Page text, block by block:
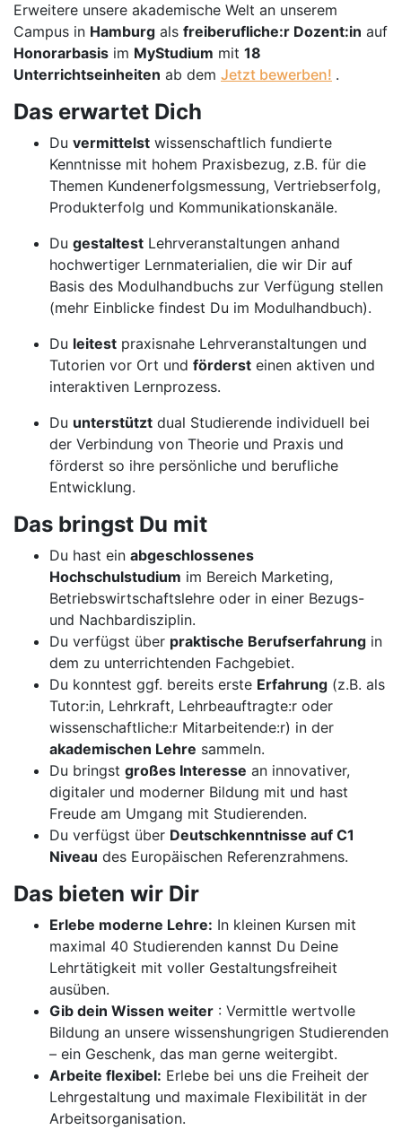
Erweitere unsere akademische Welt an unserem
Campus in Hamburg als freiberufliche:r Dozent:in auf
Honorarbasis im MyStudium mit 18
Unterrichtseinheiten ab dem Jetzt bewerben! .
Das erwartet Dich
Du vermittelst wissenschaftlich fundierte
Kenntnisse mit hohem Praxisbezug, z.B. für die
Themen Kundenerfolgsmessung, Vertriebserfolg,
Produkterfolg und Kommunikationskanäle.
Du gestaltest Lehrveranstaltungen anhand
hochwertiger Lernmaterialien, die wir Dir auf
Basis des Modulhandbuchs zur Verfügung stellen
(mehr Einblicke findest Du im Modulhandbuch).
Du leitest praxisnahe Lehrveranstaltungen und
Tutorien vor Ort und förderst einen aktiven und
interaktiven Lernprozess.
Du unterstützt dual Studierende individuell bei
der Verbindung von Theorie und Praxis und
förderst so ihre persönliche und berufliche
Entwicklung.
Das bringst Du mit
Du hast ein abgeschlossenes
Hochschulstudium im Bereich Marketing,
Betriebswirtschaftslehre oder in einer Bezugs-
und Nachbardisziplin.
Du verfügst über praktische Berufserfahrung in
dem zu unterrichtenden Fachgebiet.
Du konntest ggf. bereits erste Erfahrung (z.B. als
Tutor:in, Lehrkraft, Lehrbeauftragte:r oder
wissenschaftliche:r Mitarbeitende:r) in der
akademischen Lehre sammeln.
Du bringst großes Interesse an innovativer,
digitaler und moderner Bildung mit und hast
Freude am Umgang mit Studierenden.
Du verfügst über Deutschkenntnisse auf C1
Niveau des Europäischen Referenzrahmens.
Das bieten wir Dir
Erlebe moderne Lehre: In kleinen Kursen mit
maximal 40 Studierenden kannst Du Deine
Lehrtätigkeit mit voller Gestaltungsfreiheit
ausüben.
Gib dein Wissen weiter : Vermittle wertvolle
Bildung an unsere wissenshungrigen Studierenden
– ein Geschenk, das man gerne weitergibt.
Arbeite flexibel: Erlebe bei uns die Freiheit der
Lehrgestaltung und maximale Flexibilität in der
Arbeitsorganisation.